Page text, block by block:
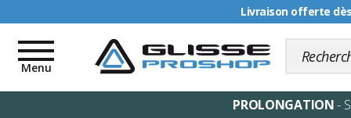
Livraison offerte
Toggle
navigation
Menu
PROLONGATION-